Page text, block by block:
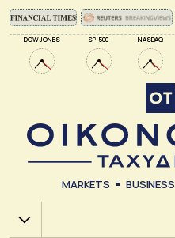
DOW JONES SP 500 NASDAQ
MARKETS BUSINESS
Χ.Α.